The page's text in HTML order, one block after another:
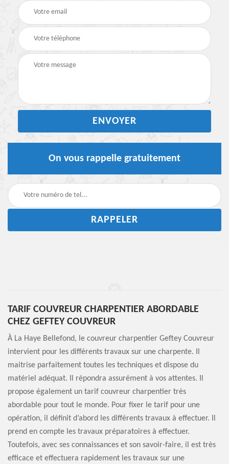
On vous rappelle gratuitement
TARIF COUVREUR CHARPENTIER ABORDABLE
CHEZ GEFTEY COUVREUR
À La Haye Bellefond, le couvreur charpentier Geftey Couvreur
intervient pour les différents travaux sur une charpente. Il
maitrise parfaitement toutes les techniques et dispose du
matériel adéquat. Il répondra assurément à vos attentes. Il
propose également un tarif couvreur charpentier très
abordable pour tout le monde. Pour fixer le tarif pour une
opération, il définit d’abord les différents travaux à effectuer. Il
prend en compte les travaux préparatoires à effectuer.
Toutefois, avec ses connaissances et son savoir-faire, il est très
efficace et effectuera rapidement les travaux sur une